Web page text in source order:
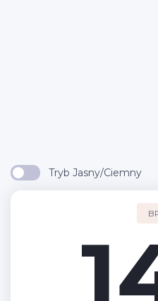
Tryb Jasny/Ciemny